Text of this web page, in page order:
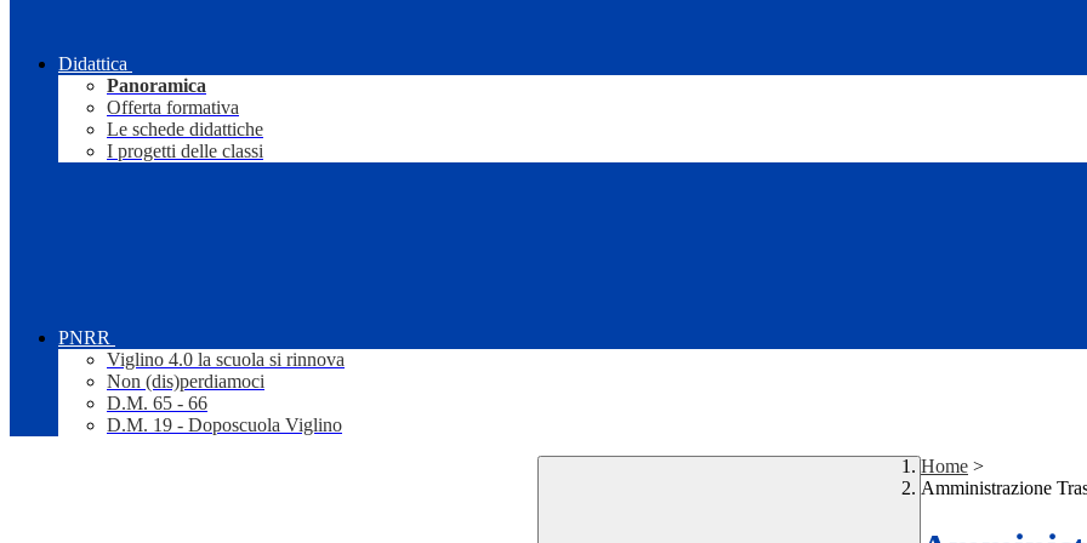
Didattica
Panoramica
Offerta formativa
Le schede didattiche
I progetti delle classi
PNRR
Viglino 4.0 la scuola si rinnova
Non (dis)perdiamoci
D.M. 65 - 66
D.M. 19 - Doposcuola Viglino
Home >
Amministrazione